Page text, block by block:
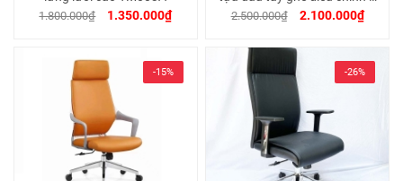
1.800.000₫ 1.350.000₫
chiều TM817
2.500.000₫ 2.100.000₫
-15% -26%